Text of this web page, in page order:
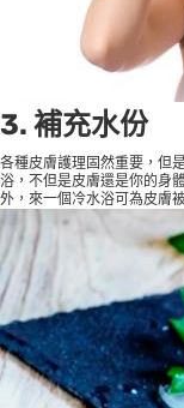
3. 補充水份
各種皮膚護理固然重要，但
浴，不但是皮膚還是你的身
外，來一個冷水浴可為皮膚